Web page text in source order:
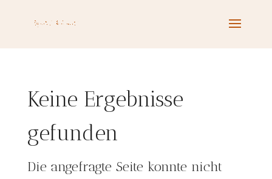
Keine Ergebnisse
gefunden
Die angefragte Seite konnte nicht